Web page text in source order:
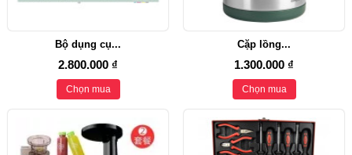
Bộ dụng cụ...
2.800.000 ₫
Chọn mua
Cặp lồng...
1.300.000 ₫
Chọn mua